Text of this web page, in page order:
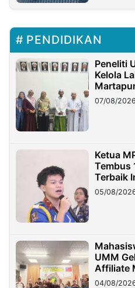
PENDIDIKAN
Peneliti
Kelola
07/08/
Ketua
Tembus
Terbaik
05/08/
UMM
Affiliate
Migran
04/08/